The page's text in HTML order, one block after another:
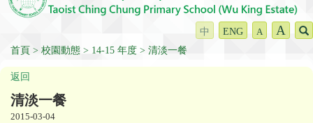
中 ENG A A
首頁 校園動態 14-15 年度 清淡一餐
返回
清淡一餐
2015-03-04